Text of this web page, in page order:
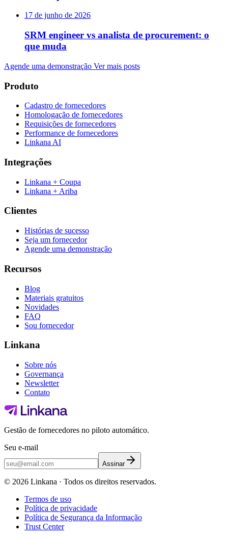
17 de junho de 2026
SRM engineer vs analista de procurement: o
que muda
Agende uma demonstração Ver mais posts
Produto
Cadastro de fornecedores
Homologação de fornecedores
Requisições de fornecedores
Performance de fornecedores
Linkana AI
Integrações
Linkana + Coupa
Linkana + Ariba
Clientes
Histórias de sucesso
Seja um fornecedor
Agende uma demonstração
Recursos
Blog
Materiais gratuitos
Novidades
FAQ
Sou fornecedor
Linkana
Sobre nós
Governança
Newsletter
Contato
Gestão de fornecedores no piloto automático.
Seu e-mail
Assinar
© 2026 Linkana · Todos os direitos reservados.
Termos de uso
Política de privacidade
Política de Segurança da Informação
Trust Center